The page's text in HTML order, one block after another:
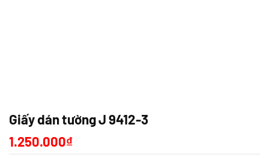
Giấy dán tường J 9412-3
1.250.000₫